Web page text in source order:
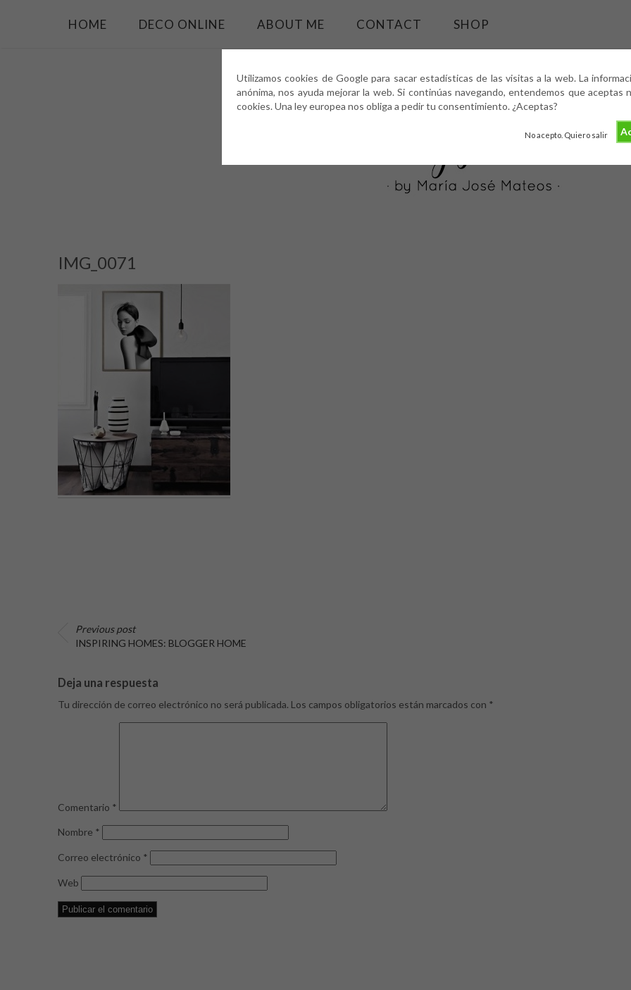
Utilizamos cookies de Google para sacar estadísticas de las visitas a la web. La
anónima, nos ayuda mejorar la web. Si continúas navegando, entendemos que aceptas
cookies. Una ley europea nos obliga a pedir tu consentimiento. ¿Aceptas?
No acepto. Quiero salir
HOME DECO ONLINE ABOUT ME CONTACT SHOP
IMG_0071
Previous post
INSPIRING HOMES: BLOGGER HOME
Deja una respuesta
Tu dirección de correo electrónico no será publicada. Los campos obligatorios están marcados con *
Comentario *
Nombre *
Correo electrónico *
Web